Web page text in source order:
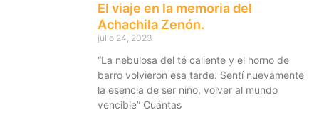
El viaje en la memoria del
Achachila Zenón.
julio 24, 2023
“La nebulosa del té caliente y el horno de
barro volvieron esa tarde. Sentí nuevamente
la esencia de ser niño, volver al mundo
vencible” Cuántas